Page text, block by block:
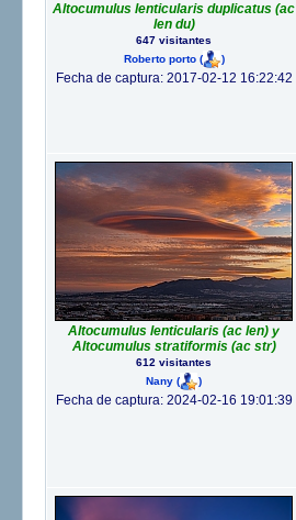
Altocumulus lenticularis duplicatus (ac
len du)
647 visitantes
Roberto porto( )
Fecha de captura: 2017-02-12 16:22:42
Altocumulus lenticularis (ac len) y
Altocumulus stratiformis (ac str)
612 visitantes
Nany ( )
Fecha de captura: 2024-02-16 19:01:39